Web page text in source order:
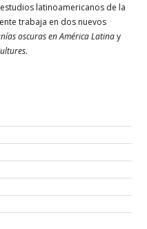
latinoamericanos de la
trabaja en dos nuevos
oscuras en América Latinay
.